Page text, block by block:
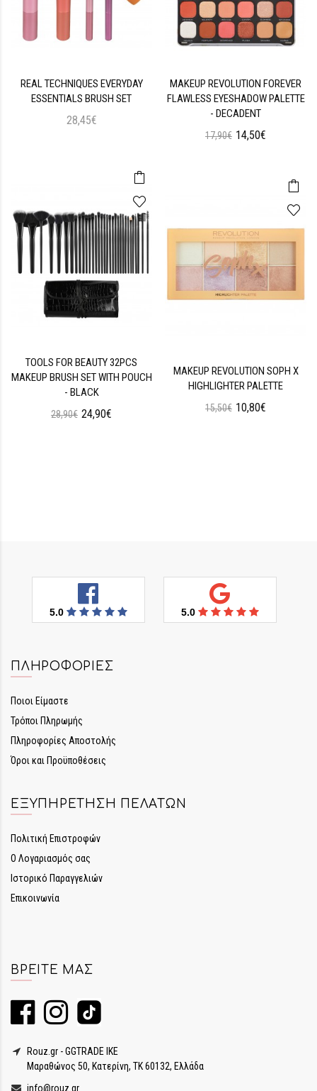
REAL TECHNIQUES EVERYDAY
ESSENTIALS BRUSH SET
28,45€
TOOLS FOR BEAUTY 32PCS
MAKEUP BRUSH SET WITH POUCH
- BLACK
28,90€ 24,90€
MAKEUP REVOLUTION FOREVER
FLAWLESS EYESHADOW PALETTE
- DECADENT
17,90€ 14,50€
MAKEUP REVOLUTION SOPH X
HIGHLIGHTER PALETTE
15,50€ 10,80€
5.0 5.0
ΠΛΗΡΟΦΟΡΊΕΣ
Ποιοι Είμαστε
Τρόποι Πληρωμής
Πληροφορίες Αποστολής
Όροι και Προϋποθέσεις
ΕΞΥΠΗΡΈΤΗΣΗ ΠΕΛΑΤΏΝ
Πολιτική Επιστροφών
Ο Λογαριασμός σας
Ιστορικό Παραγγελιών
Επικοινωνία
ΒΡΕΊΤΕ ΜΑΣ
Rouz.gr - GGTRADE IKE
Μαραθώνος 50, Κατερίνη, ΤΚ 60132, Ελλάδα
info@rouz.gr